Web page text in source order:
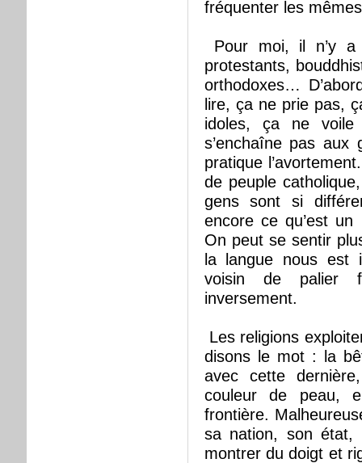
fréquenter les
Pour moi, il n’y a
protestants,
orthodoxes…
lire, ça ne prie pas,
idoles, ça ne
s’enchaîne pas aux
pratique
de peuple
gens sont si
encore ce qu’est
On peut se sentir
la langue nous est
voisin de palier
inversement.
Les religions
disons le mot : la
avec cette
couleur de peau,
frontière.
sa nation, son état,
montrer du doigt et